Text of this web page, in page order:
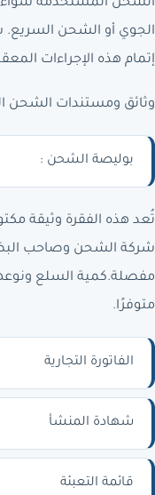
الشحن المستخدمة سواء
الجوي أو الشحن
إتمام هذه الإجراءات
وثائق ومستندات الشحن
بوليصة الشحن :
تُعد هذه الفقرة وثيقة
شركة الشحن وصاحب
مفصلة.كمية السلع
متوفرًا.
الفاتورة التجارية
شهادة المنشأ
قائمة التعبئة